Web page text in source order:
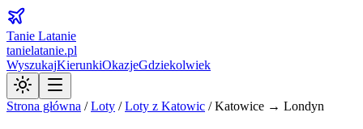
Tanie Latanie
tanielatanie.pl
WyszukajKierunkiOkazjeGdziekolwiek
Strona główna /Loty /Loty z Katowic /Katowice → Londyn